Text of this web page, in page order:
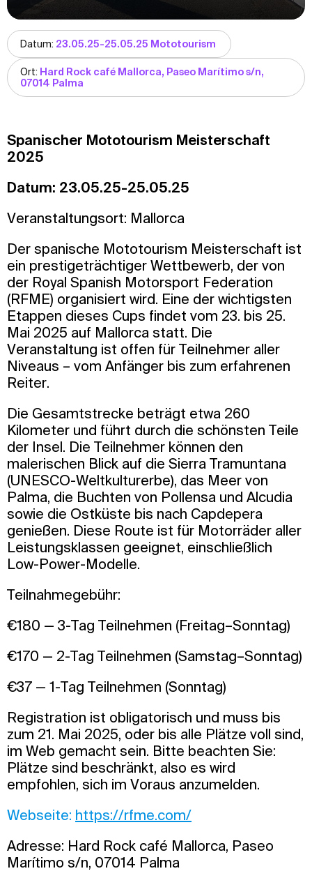
Datum: 23.05.25-25.05.25 Mototourism
Ort: Hard Rock café Mallorca, Paseo Marítimo s/n,
07014 Palma
Spanischer Mototourism Meisterschaft
2025
Datum: 23.05.25-25.05.25
Veranstaltungsort: Mallorca
Der spanische Mototourism Meisterschaft ist
ein prestigeträchtiger Wettbewerb, der von
der Royal Spanish Motorsport Federation
(RFME) organisiert wird. Eine der wichtigsten
Etappen dieses Cups findet vom 23. bis 25.
Mai 2025 auf Mallorca statt. Die
Veranstaltung ist offen für Teilnehmer aller
Niveaus – vom Anfänger bis zum erfahrenen
Reiter.
Die Gesamtstrecke beträgt etwa 260
Kilometer und führt durch die schönsten Teile
der Insel. Die Teilnehmer können den
malerischen Blick auf die Sierra Tramuntana
(UNESCO-Weltkulturerbe), das Meer von
Palma, die Buchten von Pollensa und Alcudia
sowie die Ostküste bis nach Capdepera
genießen. Diese Route ist für Motorräder aller
Leistungsklassen geeignet, einschließlich
Low-Power-Modelle.
Teilnahmegebühr:
€180 — 3-Tag Teilnehmen (Freitag–Sonntag)
€170 — 2-Tag Teilnehmen (Samstag–Sonntag)
€37 — 1-Tag Teilnehmen (Sonntag)
Registration ist obligatorisch und muss bis
zum 21. Mai 2025, oder bis alle Plätze voll sind,
im Web gemacht sein. Bitte beachten Sie:
Plätze sind beschränkt, also es wird
empfohlen, sich im Voraus anzumelden.
Webseite: https://rfme.com/
Adresse: Hard Rock café Mallorca, Paseo
Marítimo s/n, 07014 Palma